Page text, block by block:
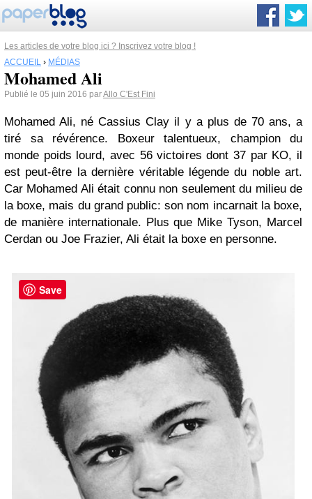
Les articles de votre blog ici ? Inscrivez votre blog !
ACCUEIL › MÉDIAS
Mohamed Ali
Publié le 05 juin 2016 parAllo C'Est Fini
Mohamed Ali, né Cassius Clay il y a plus de 70 ans, a
tiré sa révérence. Boxeur talentueux, champion du
monde poids lourd, avec 56 victoires dont 37 par KO, il
est peut-être la dernière véritable légende du noble art.
Car Mohamed Ali était connu non seulement du milieu de
la boxe, mais du grand public: son nom incarnait la boxe,
de manière internationale. Plus que Mike Tyson, Marcel
Cerdan ou Joe Frazier, Ali était la boxe en personne.
Save